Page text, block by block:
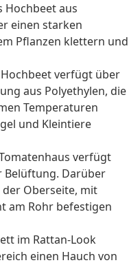
Hochbeet aus
einen starken
Pflanzen klettern und
verfügt über
aus Polyethylen, die
Temperaturen
und Kleintiere
verfügt
Belüftung. Darüber
Oberseite, mit
am Rohr befestigen
im Rattan-Look
einen Hauch von